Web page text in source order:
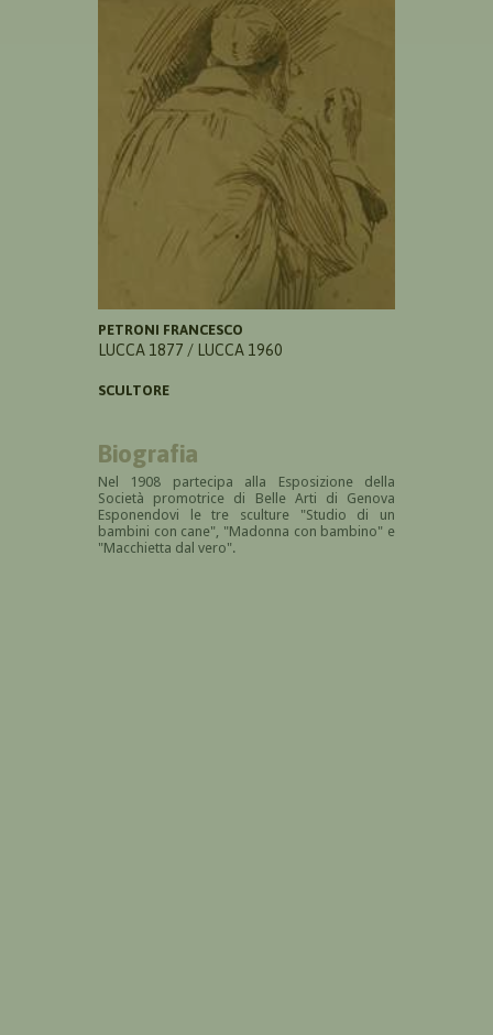
PETRONI FRANCESCO
LUCCA 1877 / LUCCA 1960
SCULTORE
Biografia
Nel 1908 partecipa alla Esposizione della
Società promotrice di Belle Arti di Genova
Esponendovi le tre sculture "Studio di un
bambini con cane", "Madonna con bambino" e
"Macchietta dal vero".